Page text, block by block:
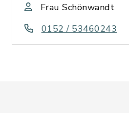
Frau Schönwandt
0152 / 53460243